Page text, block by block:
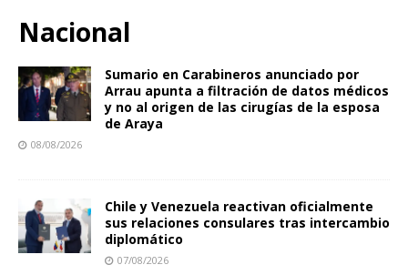
Nacional
Sumario en Carabineros anunciado por
Arrau apunta a filtración de datos médicos
y no al origen de las cirugías de la esposa
de Araya
08/08/2026
Chile y Venezuela reactivan oficialmente
sus relaciones consulares tras intercambio
diplomático
07/08/2026